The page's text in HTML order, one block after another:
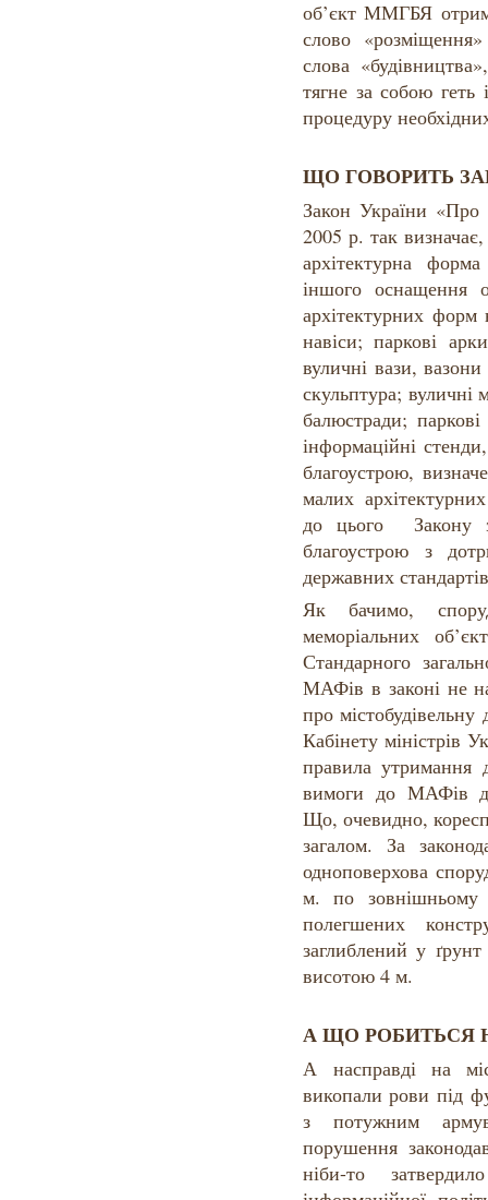
об’єкт ММГБЯ
слово
слова
тягне за собою геть
процедуру
ЩО ГОВОРИТЬ
Закон України «Про
2005 р. так
архітектурна
іншого оснащення
архітектурних форм
навіси; паркові
вуличні вази,
скульптура; вуличні
балюстради;
інформаційні
благоустрою,
малих
до цього Закону
благоустрою з
державних
Як бачимо,
меморіальних
Стандарного
МАФів в законі не
про містобудівельну
Кабінету міністрів
правила утримання
вимоги до МАФів
Що, очевидно,
загалом. За
одноповерхова
м. по зовнішньому
полегшених
заглиблений у
висотою 4 м.
А ЩО РОБИТЬСЯ
А насправді на
викопали рови під
з потужним
порушення
ніби-то